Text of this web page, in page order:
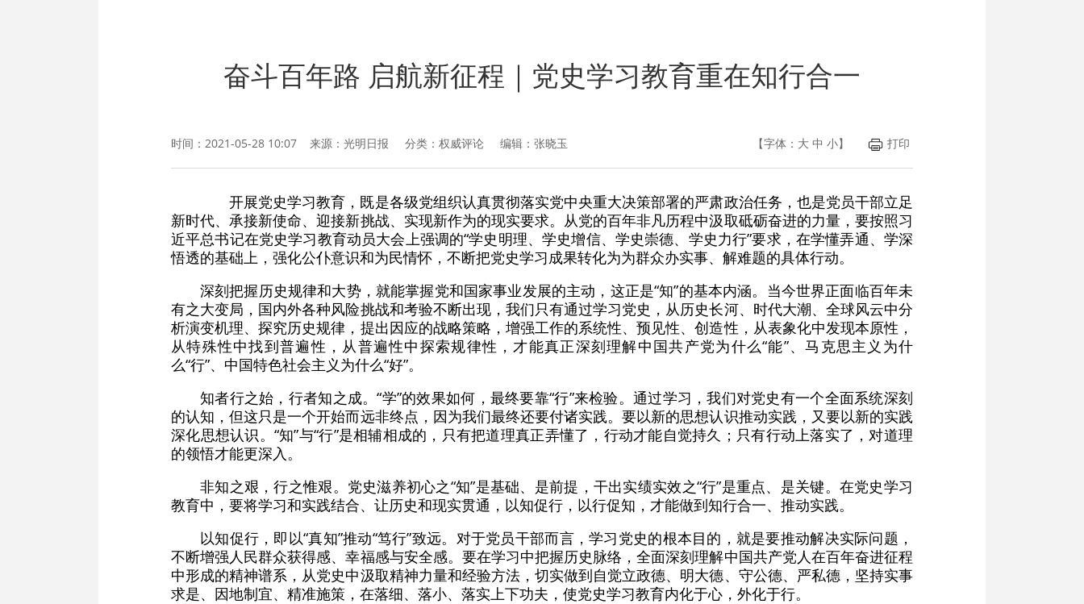
奋斗百年路 启航新征程｜党史学习教育重在知行合一
时间：2021-05-28 10:07 来源： 光明日报 分类：权威评论 编辑：张晓玉 【字体： 大 中 小】 打印
开展党史学习教育，既是各级党组织认真贯彻落实党中央重大决策部署的严肃政治任务，也是党员干部立足
新时代、承接新使命、迎接新挑战、实现新作为的现实要求。从党的百年非凡历程中汲取砥砺奋进的力量，要按照习
近平总书记在党史学习教育动员大会上强调的“学史明理、学史增信、学史崇德、学史力行”要求，在学懂弄通、学深
悟透的基础上，强化公仆意识和为民情怀，不断把党史学习成果转化为为群众办实事、解难题的具体行动。
深刻把握历史规律和大势，就能掌握党和国家事业发展的主动，这正是“知”的基本内涵。当今世界正面临百年未
有之大变局，国内外各种风险挑战和考验不断出现，我们只有通过学习党史，从历史长河、时代大潮、全球风云中分
析演变机理、探究历史规律，提出因应的战略策略，增强工作的系统性、预见性、创造性，从表象化中发现本原性，
从特殊性中找到普遍性，从普遍性中探索规律性，才能真正深刻理解中国共产党为什么“能”、马克思主义为什
么“行”、中国特色社会主义为什么“好”。
知者行之始，行者知之成。“学”的效果如何，最终要靠“行”来检验。通过学习，我们对党史有一个全面系统深刻
的认知，但这只是一个开始而远非终点，因为我们最终还要付诸实践。要以新的思想认识推动实践，又要以新的实践
深化思想认识。“知”与“行”是相辅相成的，只有把道理真正弄懂了，行动才能自觉持久；只有行动上落实了，对道理
的领悟才能更深入。
非知之艰，行之惟艰。党史滋养初心之“知”是基础、是前提，干出实绩实效之“行”是重点、是关键。在党史学习
教育中，要将学习和实践结合、让历史和现实贯通，以知促行，以行促知，才能做到知行合一、推动实践。
以知促行，即以“真知”推动“笃行”致远。对于党员干部而言，学习党史的根本目的，就是要推动解决实际问题，
不断增强人民群众获得感、幸福感与安全感。要在学习中把握历史脉络，全面深刻理解中国共产党人在百年奋进征程
中形成的精神谱系，从党史中汲取精神力量和经验方法，切实做到自觉立政德、明大德、守公德、严私德，坚持实事
求是、因地制宜、精准施策，在落细、落小、落实上下功夫，使党史学习教育内化于心，外化于行。